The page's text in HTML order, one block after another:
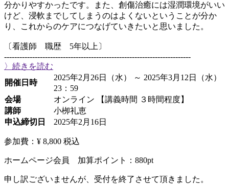
分かりやすかったです。また、創傷治癒には湿潤環境がいい
けど、浸軟までしてしまうのはよくないということが分か
り、これからのケアにつなげていきたいと思いました。
〔看護師 職歴 5年以上〕
-------------------------------------------------------------------------
〉続きを読む
開催日時
2025年2月26日（水） ～ 2025年3月12日（水）
23：59
会場
オンライン 【講義時間 ３時間程度】
講師
小栁礼恵
申込締切日
2025年2月16日
参加費：¥ 8,800 税込
ホームページ会員 加算ポイント： 880pt
申し訳ございませんが、受付を終了させて頂きました。